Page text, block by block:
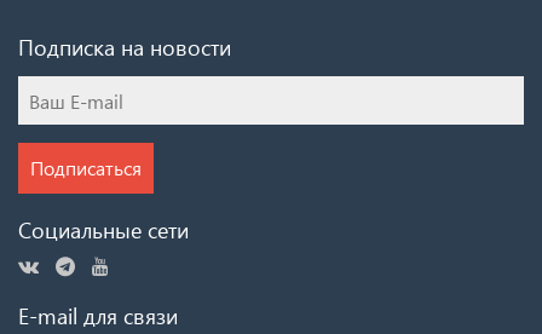
Подписка на новости
Подписаться
Социальные сети
E-mail для связи